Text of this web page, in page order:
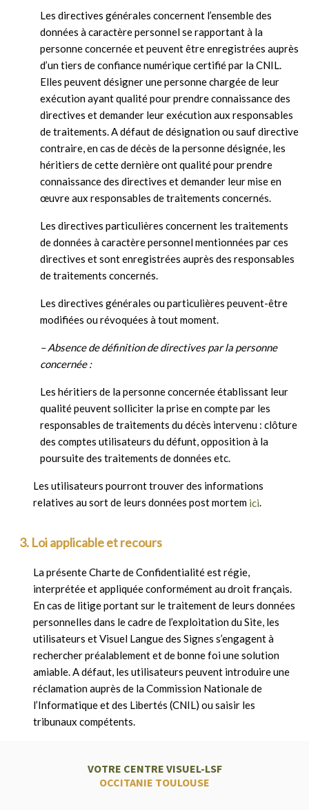
Les directives générales concernent l’ensemble des
données à caractère personnel se rapportant à la
personne concernée et peuvent être enregistrées auprès
d’un tiers de confiance numérique certifié par la CNIL.
Elles peuvent désigner une personne chargée de leur
exécution ayant qualité pour prendre connaissance des
directives et demander leur exécution aux responsables
de traitements. A défaut de désignation ou sauf directive
contraire, en cas de décès de la personne désignée, les
héritiers de cette dernière ont qualité pour prendre
connaissance des directives et demander leur mise en
œuvre aux responsables de traitements concernés.
Les directives particulières concernent les traitements
de données à caractère personnel mentionnées par ces
directives et sont enregistrées auprès des responsables
de traitements concernés.
Les directives générales ou particulières peuvent-être
modifiées ou révoquées à tout moment.
– Absence de définition de directives par la personne
concernée :
Les héritiers de la personne concernée établissant leur
qualité peuvent solliciter la prise en compte par les
responsables de traitements du décès intervenu : clôture
des comptes utilisateurs du défunt, opposition à la
poursuite des traitements de données etc.
Les utilisateurs pourront trouver des informations
relatives au sort de leurs données post mortem ici.
3. Loi applicable et recours
La présente Charte de Confidentialité est régie,
interprétée et appliquée conformément au droit français.
En cas de litige portant sur le traitement de leurs données
personnelles dans le cadre de l’exploitation du Site, les
utilisateurs et Visuel Langue des Signes s’engagent à
rechercher préalablement et de bonne foi une solution
amiable. A défaut, les utilisateurs peuvent introduire une
réclamation auprès de la Commission Nationale de
l’Informatique et des Libertés (CNIL) ou saisir les
tribunaux compétents.
VOTRE CENTRE VISUEL-LSF
OCCITANIE TOULOUSE